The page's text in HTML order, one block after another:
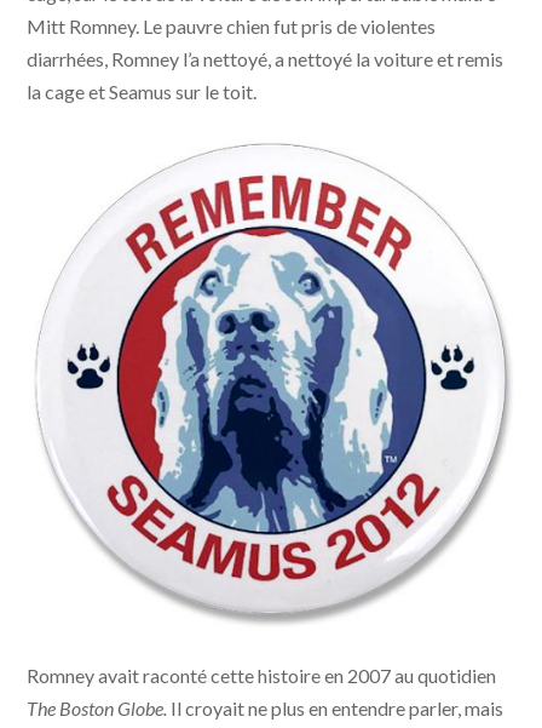
Mitt Romney. Le pauvre chien fut pris de violentes
diarrhées, Romney l’a nettoyé, a nettoyé la voiture et remis
la cage et Seamus sur le toit.
Romney avait raconté cette histoire en 2007 au quotidien
The Boston Globe. Il croyait ne plus en entendre parler, mais